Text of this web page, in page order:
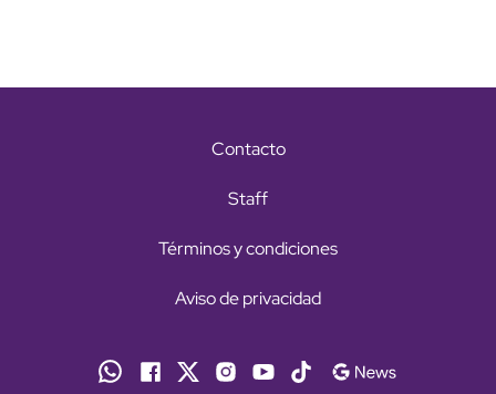
Contacto
Staff
Términos y condiciones
Aviso de privacidad